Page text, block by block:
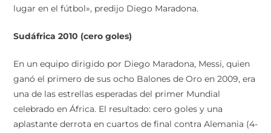
lugar en el fútbol», predijo Diego Maradona.
Sudáfrica 2010 (cero goles)
En un equipo dirigido por Diego Maradona, Messi, quien
ganó el primero de sus ocho Balones de Oro en 2009, era
una de las estrellas esperadas del primer Mundial
celebrado en África. El resultado: cero goles y una
aplastante derrota en cuartos de final contra Alemania (4-